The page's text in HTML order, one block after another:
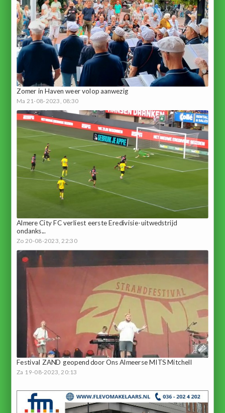
Zomer in Haven weer volop aanwezig
Ma 21-08-2023, 08:30
Almere City FC verliest eerste Eredivisie-uitwedstrijd
ondanks...
Zo 20-08-2023, 22:30
Festival ZAND geopend door Ons Almeerse MITS Mitchell
Za 19-08-2023, 20:13